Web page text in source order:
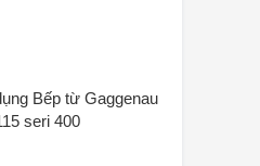
phải
Bếp từ Gaggenau
seri 400